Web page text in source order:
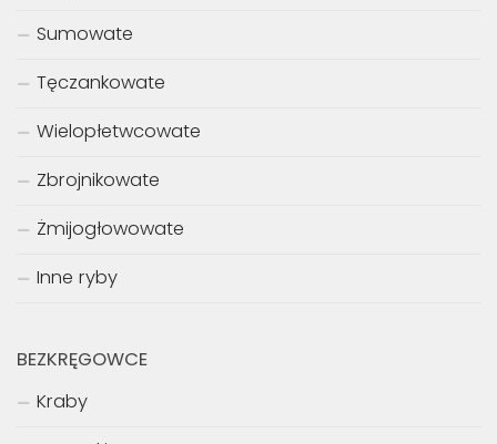
Sumowate
Tęczankowate
Wielopłetwcowate
Zbrojnikowate
Żmijogłowowate
Inne ryby
BEZKRĘGOWCE
Kraby